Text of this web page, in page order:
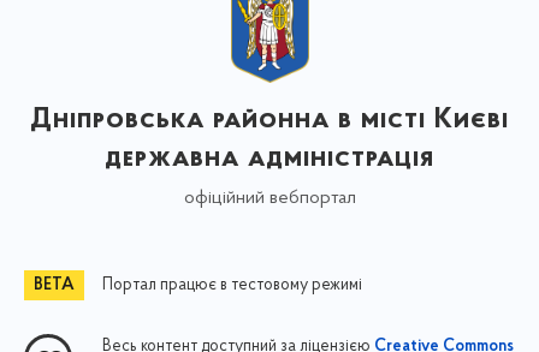
Дніпровська районна в місті Києві
державна адміністрація
офіційний вебпортал
Портал працює в тестовому режимі
Весь контент доступний за ліцензією Creative Commons